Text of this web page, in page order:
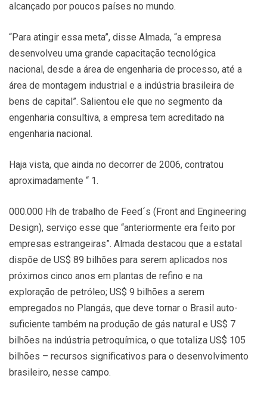
alcançado por poucos países no mundo.
“Para atingir essa meta”, disse Almada, “a empresa
desenvolveu uma grande capacitação tecnológica
nacional, desde a área de engenharia de processo, até a
área de montagem industrial e a indústria brasileira de
bens de capital”. Salientou ele que no segmento da
engenharia consultiva, a empresa tem acreditado na
engenharia nacional.
Haja vista, que ainda no decorrer de 2006, contratou
aproximadamente “ 1.
000.000 Hh de trabalho de Feed´s (Front and Engineering
Design), serviço esse que “anteriormente era feito por
empresas estrangeiras”. Almada destacou que a estatal
dispõe de US$ 89 bilhões para serem aplicados nos
próximos cinco anos em plantas de refino e na
exploração de petróleo; US$ 9 bilhões a serem
empregados no Plangás, que deve tornar o Brasil auto-
suficiente também na produção de gás natural e US$ 7
bilhões na indústria petroquímica, o que totaliza US$ 105
bilhões – recursos significativos para o desenvolvimento
brasileiro, nesse campo.